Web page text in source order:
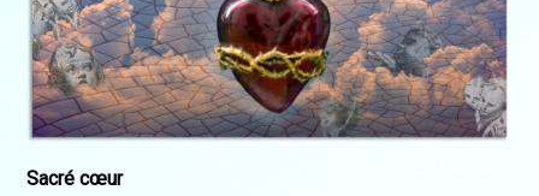
Galerie
Photomontages
Contact
Sacré cœur